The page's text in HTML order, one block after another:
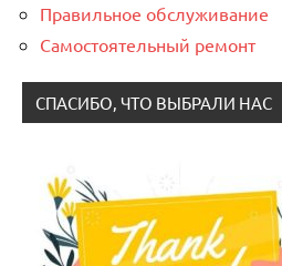
Правильное обслуживание
Самостоятельный ремонт
СПАСИБО, ЧТО ВЫБРАЛИ НАС